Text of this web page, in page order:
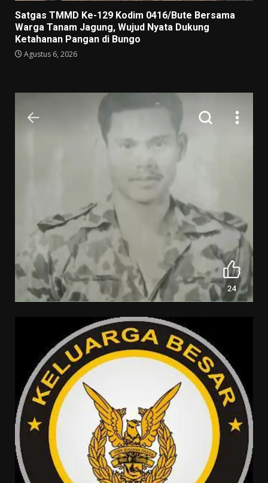
Satgas TMMD Ke-129 Kodim 0416/Bute Bersama
Warga Tanam Jagung, Wujud Nyata Dukung
Ketahanan Pangan di Bungo
Agustus 6, 2026